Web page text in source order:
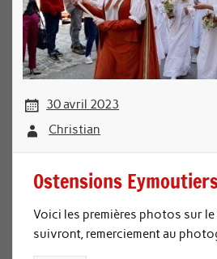
30 avril 2023
Christian
Ostensions
Voici les premières photos sur le
suivront, remerciement au